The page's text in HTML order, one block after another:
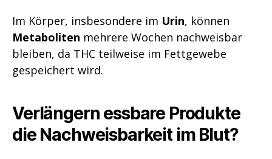
Im Körper, insbesondere im Urin, können
Metaboliten mehrere Wochen nachweisbar
bleiben, da THC teilweise im Fettgewebe
gespeichert wird.
Verlängern essbare Produkte
die Nachweisbarkeit im Blut?